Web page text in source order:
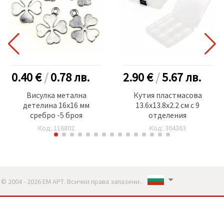
0.40 €/0.78лв.
Висулка метална
детелина 16x16 мм
сребро -5 броя
Код: 116802
2.90 €/5.67лв.
Кутия пластмасова
13.6x13.8x2.2 см с 9
отделения
Код: 304363
© 2004 - 2026 ЕМ АРТ. Всички права запазени..